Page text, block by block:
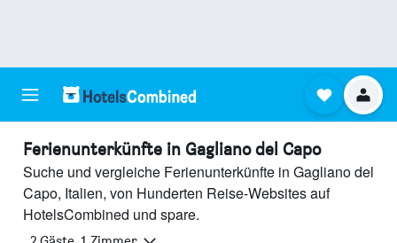
Ferienunterkünfte in Gagliano del Capo
Suche und vergleiche Ferienunterkünfte in Gagliano del
Capo, Italien, von Hunderten Reise-Websites auf
HotelsCombined und spare.